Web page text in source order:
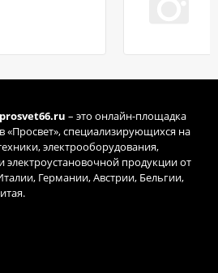
– это онлайн-площадка
специализирующихся на
электрооборудования,
продукции от
Германии, Австрии, Бельгии,